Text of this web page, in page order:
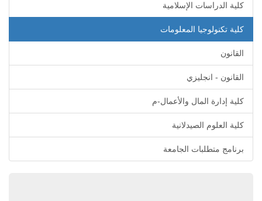
كلية الدراسات الإسلامية
كلية تكنولوجيا المعلومات
القانون
القانون - انجليزي
كلية إدارة المال والأعمال-م
كلية العلوم الصيدلانية
برنامج متطلبات الجامعة